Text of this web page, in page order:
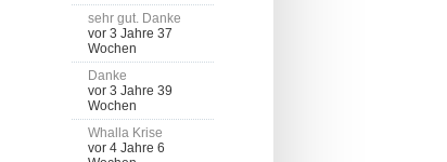
sehr gut. Danke
vor 3 Jahre 37
Wochen
Danke
vor 3 Jahre 39
Wochen
Whalla Krise
vor 4 Jahre 6